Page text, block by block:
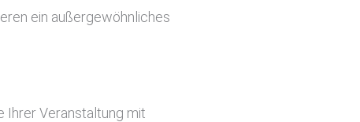
ein außergewöhnliches
Ihrer Veranstaltung mit